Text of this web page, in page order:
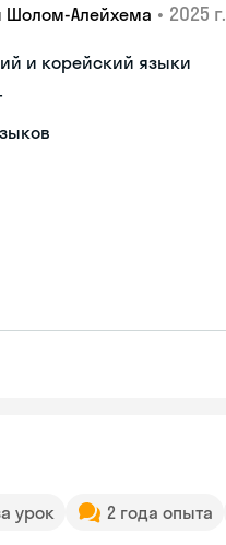
Шолом-Алейхема • 2025 г.
и корейский языки
урок 2 года опыта